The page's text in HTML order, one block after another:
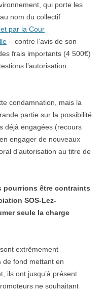
qui porte les
nom du collectif
par la Cour
– contre l’avis de son
frais importants (4 500€)
l’autorisation
condamnation, mais la
partie sur la possibilité
déjà engagées (recours
engager de nouveaux
d’autorisation au titre de
pourrions être contraints
SOS-Lez-
seule la charge
extrêmement
de fond mettant en
ils ont jusqu’à présent
ne souhaitant